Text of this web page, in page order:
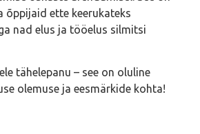
õppijaid ette keerukateks
nad elus ja tööelus silmitsi
tähelepanu – see on oluline
olemuse ja eesmärkide kohta!